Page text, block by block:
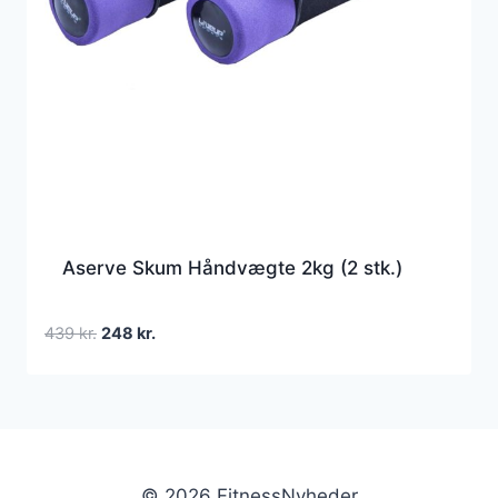
Aserve Skum Håndvægte 2kg (2 stk.)
439kr. Den
248 kr.Den